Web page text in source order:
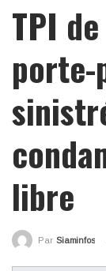
TPI
porte-
libre
Par Siaminfos